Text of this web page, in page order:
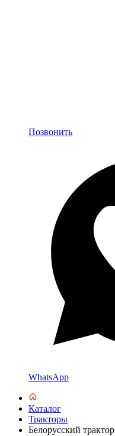
Позвонить
WhatsApp
Каталог
Тракторы
Белорусский трактор